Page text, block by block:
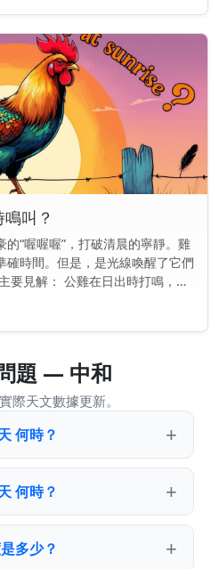
叫？
“喔喔喔”，打破清晨的寧靜。雞
確時間。但是，是光線喚醒了它們
要見解： 公雞在日出時打鳴，是
們該是時候了——甚至在第一縷光
題 — 中和
際天文數據更新。
何時？
何時？
多少？